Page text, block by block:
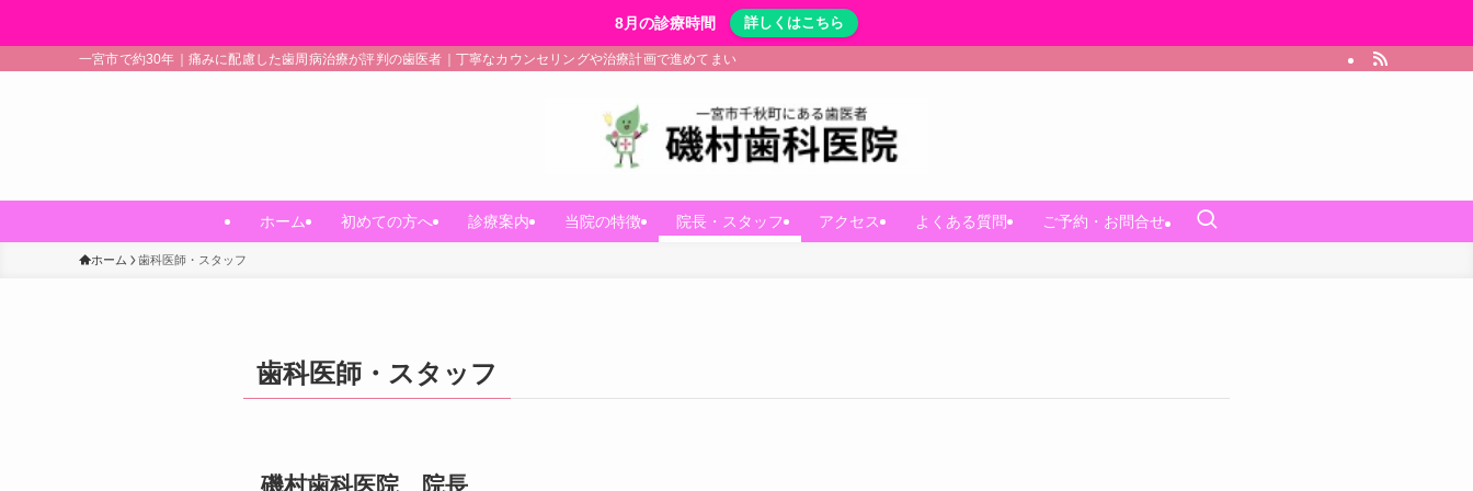
8月の診療時間 詳しくはこちら
一宮市で約30年｜痛みに配慮した歯周病治療が評判の歯医者｜丁寧なカウンセリングや治療計画で進めてまいります。
ホーム 初めての方へ 診療案内 当院の特徴 院長・スタッフ アクセス よくある質問 ご予約・お問合せ
ホーム 歯科医師・スタッフ
歯科医師・スタッフ
磯村歯科医院 院長